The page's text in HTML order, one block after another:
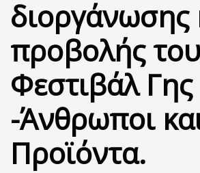
διοργάνωσης
προβολής του
Φεστιβάλ Γης
-Άνθρωποι
Προϊόντα.